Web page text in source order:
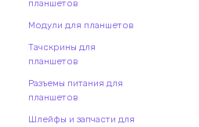
планшетов
Модули для планшетов
Тачскрины для
планшетов
Разъемы питания для
планшетов
Шлейфы и запчасти для